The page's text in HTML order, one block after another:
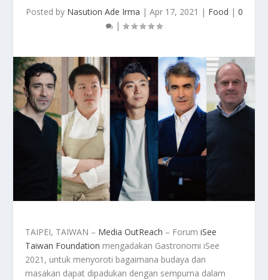
Posted by Nasution Ade Irma | Apr 17, 2021 | Food | 0
|
TAIPEI, TAIWAN – Media OutReach – ForumiSee
Taiwan Foundation mengadakan Gastronomi iSee
2021, untuk menyoroti bagaimana budaya dan
masakan dapat dipadukan dengan sempurna dalam